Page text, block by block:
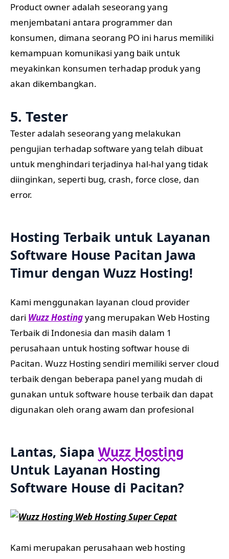
Product owner adalah seseorang yang
menjembatani antara programmer dan
konsumen, dimana seorang PO ini harus memiliki
kemampuan komunikasi yang baik untuk
meyakinkan konsumen terhadap produk yang
akan dikembangkan.
5. Tester
Tester adalah seseorang yang melakukan
pengujian terhadap software yang telah dibuat
untuk menghindari terjadinya hal-hal yang tidak
diinginkan, seperti bug, crash, force close, dan
error.
Hosting Terbaik untuk Layanan
Software House Pacitan Jawa
Timur dengan Wuzz Hosting!
Kami menggunakan layanan cloud provider
dari Wuzz Hostingyang merupakan Web Hosting
Terbaik di Indonesia dan masih dalam 1
perusahaan untuk hosting softwar house di
Pacitan. Wuzz Hosting sendiri memiliki server cloud
terbaik dengan beberapa panel yang mudah di
gunakan untuk software house terbaik dan dapat
digunakan oleh orang awam dan profesional
Lantas, Siapa Wuzz Hosting
Untuk Layanan Hosting
Software House di Pacitan?
Kami merupakan perusahaan web hosting